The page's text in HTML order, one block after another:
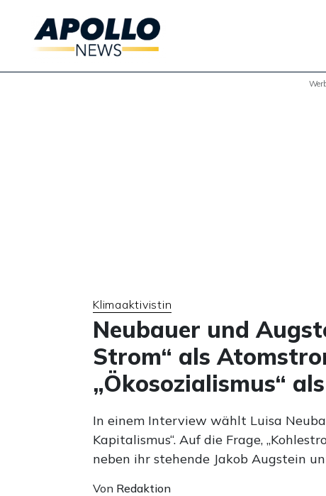
Klimaaktivistin
Neubauer und
Strom“ als
„Ökosozialismus“
In einem Interview wählt Luisa
Kapitalismus“. Auf die Frage,
neben ihr stehende Jakob Augstein
Von Redaktion